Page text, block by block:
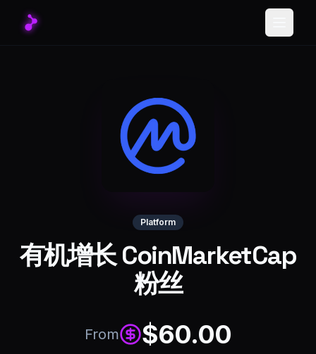
Platform
有机增长 CoinMarketCap
粉丝
From $60.00